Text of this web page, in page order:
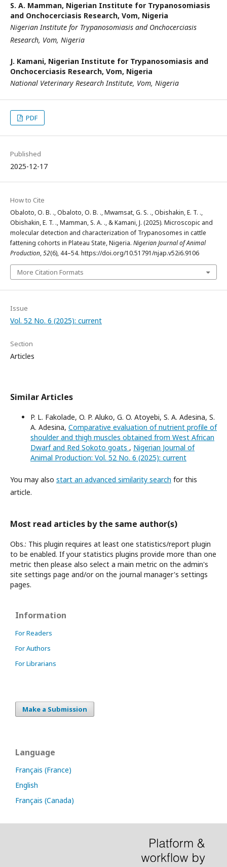
S. A. Mamman, Nigerian Institute for Trypanosomiasis
and Onchocerciasis Research, Vom, Nigeria
Nigerian Institute for Trypanosomiasis and Onchocerciasis
Research, Vom, Nigeria
J. Kamani, Nigerian Institute for Trypanosomiasis and
Onchocerciasis Research, Vom, Nigeria
National Veterinary Research Institute, Vom, Nigeria
PDF
Published
2025-12-17
How to Cite
Obaloto, O. B. ., Obaloto, O. B. ., Mwamsat, G. S. ., Obishakin, E. T. .,
Obishakin, E. T. ., Mamman, S. A. ., & Kamani, J. (2025). Microscopic and
molecular detection and characterization of Trypanosomes in cattle
fattening cohorts in Plateau State, Nigeria. Nigerian Journal of Animal
Production,52(6), 44–54. https://doi.org/10.51791/njap.v52i6.9106
More Citation Formats
Issue
Vol. 52 No. 6 (2025): current
Section
Articles
Similar Articles
P. L. Fakolade, O. P. Aluko, G. O. Atoyebi, S. A. Adesina, S.
A. Adesina, Comparative evaluation of nutrient profile of
shoulder and thigh muscles obtained from West African
Dwarf and Red Sokoto goats , Nigerian Journal of
Animal Production: Vol. 52 No. 6 (2025): current
You may also start an advanced similarity search for this
article.
Most read articles by the same author(s)
Obs.: This plugin requires at least one statistics/report plugin
to be enabled. If your statistics plugins provide more than one
metric then please also select a main metric on the admin's
site settings page and/or on the journal manager's settings
pages.
Information
For Readers
For Authors
For Librarians
Make a Submission
Language
Français (France)
English
Français (Canada)